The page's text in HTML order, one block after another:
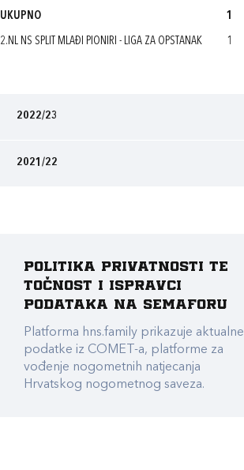
UKUPNO 1
2.NL NS SPLIT MLAĐI PIONIRI - LIGA ZA OPSTANAK 1
2022/23
2021/22
Politika privatnosti te
točnost i ispravci
podataka na Semaforu
Platforma hns.family prikazuje aktualne
podatke iz COMET-a, platforme za
vođenje nogometnih natjecanja
Hrvatskog nogometnog saveza.